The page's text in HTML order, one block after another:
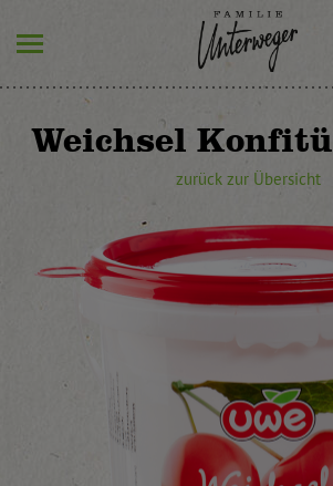
Weichsel
zurück zur Übersicht